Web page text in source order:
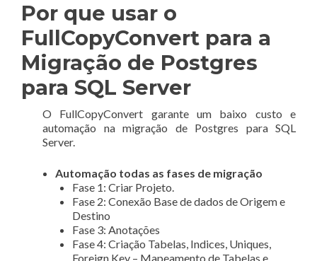
Por que usar o
FullCopyConvert para a
Migração de Postgres
para SQL Server
O FullCopyConvert garante um baixo custo e
automação na migração de Postgres para SQL
Server.
Automação todas as fases de migração
Fase 1: Criar Projeto.
Fase 2: Conexão Base de dados de Origem e
Destino
Fase 3: Anotações
Fase 4: Criação Tabelas, Indices, Uniques,
Foreign Key – Mapeamento de Tabelas e